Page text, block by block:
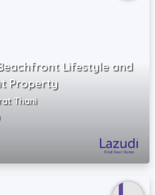
Lifestyle and
Property
Thani